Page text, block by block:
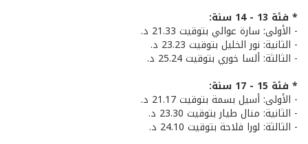
* فئة 13 - 14 سنة:
- الأولى: سارة عوالي بتوقيت 21.33 د.
- الثانية: نور الخليل بتوقيت 23.23 د.
- الثالثة: ألسا خوري بتوقيت 25.24 د.
* فئة 15 - 17 سنة:
- الأولى: أسيل بسمة بتوقيت 21.17 د.
- الثانية: منال طيار بتوقيت 23.30 د.
- الثالثة: لورا فلاحة بتوقيت 24.10 د.